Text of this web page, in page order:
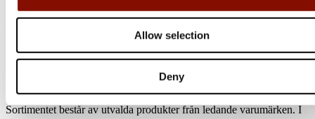
Allow selection
Deny
Jaktia
Nordens största kedja för jakt, fiske och fritid
Jaktia, som ingår i Burdock Outdoor Group, är en franchisekedja
med ett totalt 160-tal butiker i Norge, Sverige och i Danmark.
Sortimentet består av utvalda produkter från ledande varumärken. I